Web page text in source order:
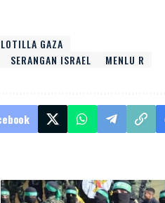
GAZA
SERANGAN ISRAEL MENLU R